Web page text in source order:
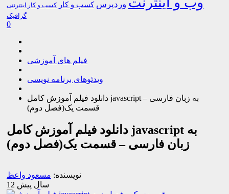
وردپرس کسب و کار کسب و کار اینترنتی
گرافیک
0
فیلم های آموزشی
ویدئوهای برنامه نویسی
دانلود فیلم آموزش کامل javascript به زبان فارسی –
قسمت یک(فصل دوم)
دانلود فیلم آموزش کامل javascript به
زبان فارسی – قسمت یک(فصل دوم)
نویسنده: مسعود واعظ
12 سال پیش